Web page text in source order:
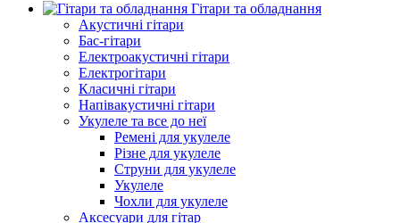
Гітари та обладнання
Акустичні гітари
Бас-гітари
Електроакустичні гітари
Електрогітари
Класичні гітари
Напівакустичні гітари
Укулеле та все до неї
Ремені для укулеле
Різне для укулеле
Струни для укулеле
Укулеле
Чохли для укулеле
Аксесуари для гітар